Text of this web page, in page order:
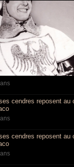
cendres reposent au
cendres reposent au